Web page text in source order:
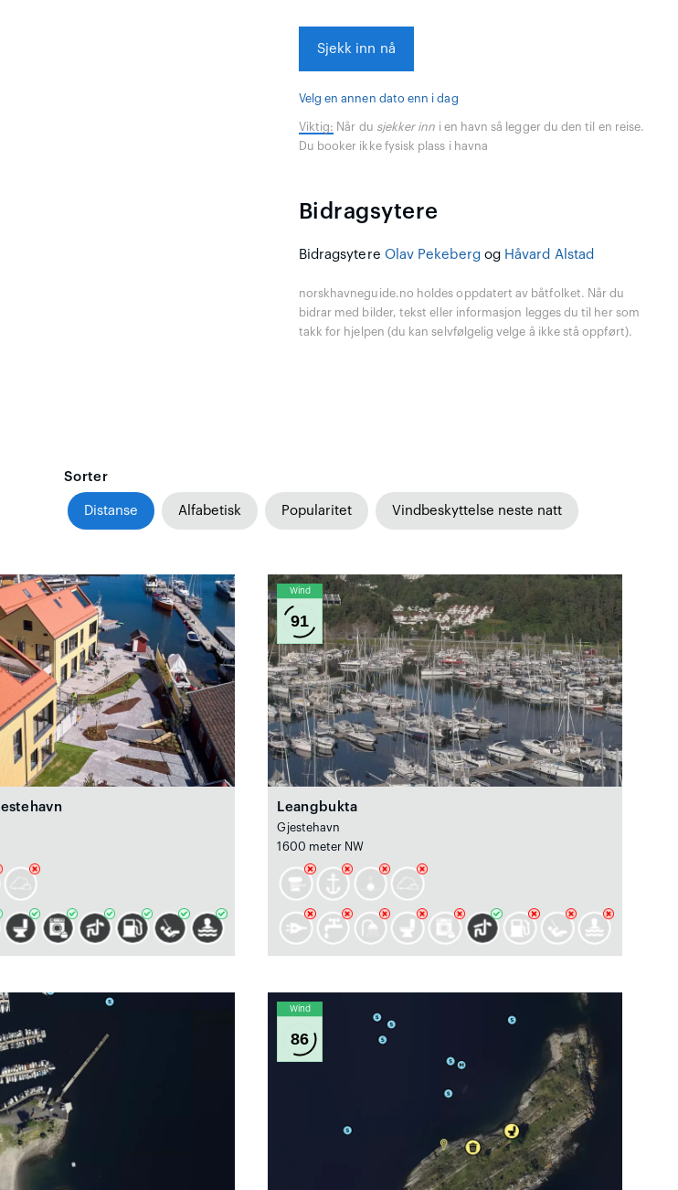
Sjekk inn nå
Velg en annen dato enn i dag
Viktig: Når du sjekker inn i en havn så legger du den til en reise.
Du booker ikke fysisk plass i havna
Bidragsytere
Bidragsytere Olav Pekebergog Håvard Alstad
norskhavneguide.no holdes oppdatert av båtfolket. Når du
bidrar med bilder, tekst eller informasjon legges du til her som
takk for hjelpen (du kan selvfølgelig velge å ikke stå oppført).
Sorter
Distanse Alfabetisk Popularitet Vindbeskyttelse neste natt
Wind
91
Leangbukta
Gjestehavn
1600 meter NW
Wind
86